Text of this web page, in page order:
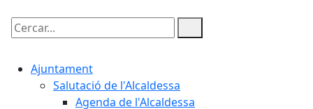
Cercar:
Ajuntament
Salutació de l'Alcaldessa
Agenda de l'Alcaldessa